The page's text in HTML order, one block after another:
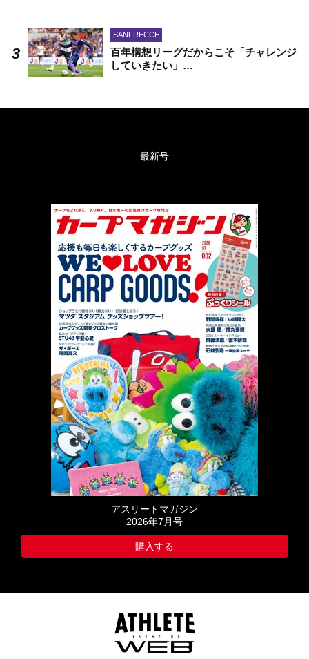
SANFRECCE
百年構想リーグだからこそ「チャレンジ
していきたい」…
最新号
アスリートマガジン
2026年7月号
購入する